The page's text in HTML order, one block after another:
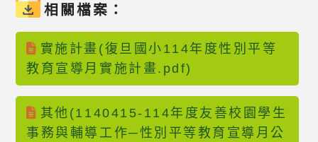
相關檔案：
實施計畫(復旦國小114年度性別平等
教育宣導月實施計畫.pdf)
其他(1140415-114年度友善校園學生
事務與輔導工作─性別平等教育宣導月公